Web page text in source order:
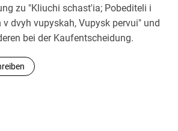
zu "Kliuchi schast'ia; Pobediteli i
v dvyh vupyskah, Vupysk pervui" und
bei der Kaufentscheidung.